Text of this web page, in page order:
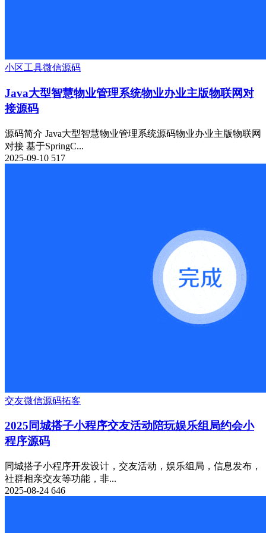
小区工具微信源码
Java大型智慧物业管理系统物业办业主版物联网对
接源码
源码简介 Java大型智慧物业管理系统源码物业办业主版物联网
对接 基于SpringC...
2025-09-10 517
交友微信源码拓客
2025同城搭子小程序交友活动陪玩娱乐组局约会小
程序源码
同城搭子小程序开发设计，交友活动，娱乐组局，信息发布，
社群相亲交友等功能，非...
2025-08-24 646